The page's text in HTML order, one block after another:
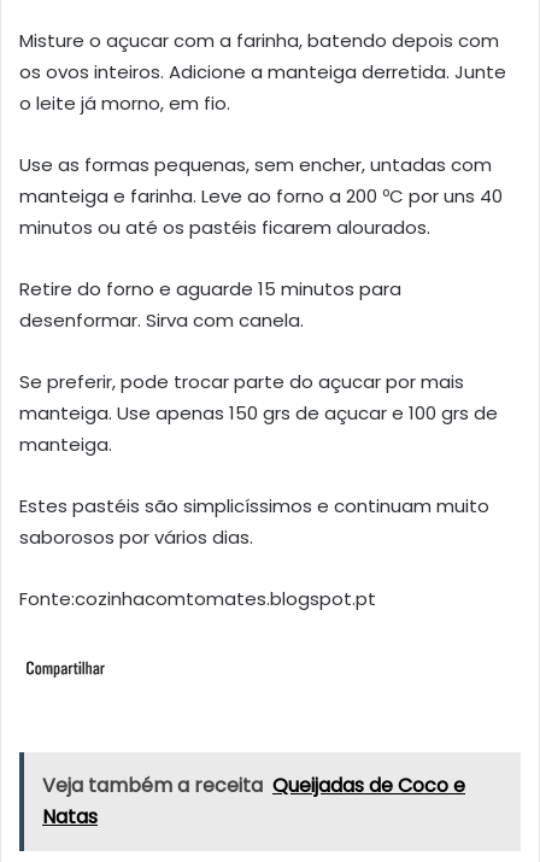
Misture o açucar com a farinha, batendo depois com
os ovos inteiros. Adicione a manteiga derretida. Junte
o leite já morno, em fio.
Use as formas pequenas, sem encher, untadas com
manteiga e farinha. Leve ao forno a 200 ºC por uns 40
minutos ou até os pastéis ficarem alourados.
Retire do forno e aguarde 15 minutos para
desenformar. Sirva com canela.
Se preferir, pode trocar parte do açucar por mais
manteiga. Use apenas 150 grs de açucar e 100 grs de
manteiga.
Estes pastéis são simplicíssimos e continuam muito
saborosos por vários dias.
Fonte:cozinhacomtomates.blogspot.pt
Veja também a receita Queijadas de Coco e
Natas